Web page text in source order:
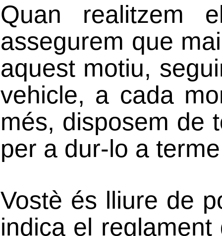
Quan realitzem
assegurem que
aquest motiu,
vehicle, a cada
més, disposem de
per a dur-lo a
Vostè és lliure de
indica el